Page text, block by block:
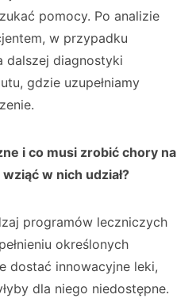
pomocy. Po analizie
w przypadku
dalszej diagnostyki
gdzie uzupełniamy
i co musi zrobić chory na
w nich udział?
programów leczniczych
określonych
dostać innowacyjne leki,
dla niego niedostępne.